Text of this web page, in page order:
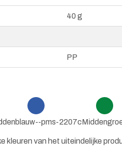
40 g
PP
pms-2207c
kleuren van het uiteindelijke